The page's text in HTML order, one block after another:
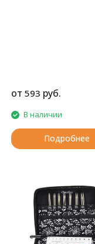
от 593 руб.
В наличии
Подробнее